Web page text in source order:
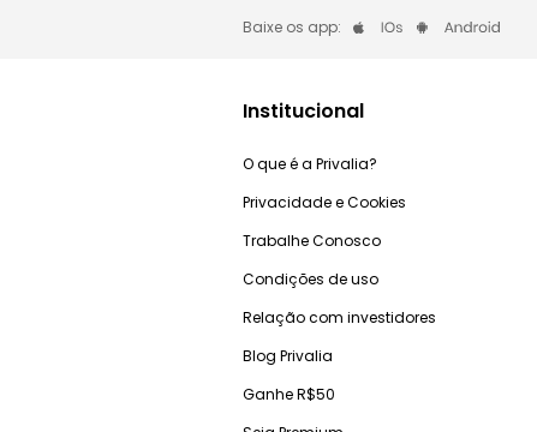
Baixe os app:
Institucional
O que é a Privalia?
Privacidade e Cookies
Trabalhe Conosco
Condições de uso
Relação com investidores
Blog Privalia
Ganhe R$50